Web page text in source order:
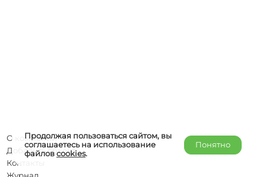
Продолжая пользоваться сайтом, вы
соглашаетесь на использование
файловcookies.
Понятно
О компании
Добавить объект
Контакты
Журнал